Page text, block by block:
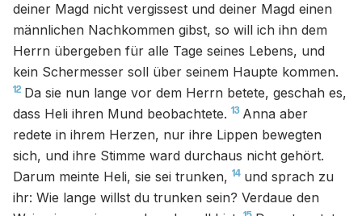
deiner Magd nicht vergissest und deiner Magd einen
männlichen Nachkommen gibst, so will ich ihn dem
Herrn übergeben für alle Tage seines Lebens, und
kein Schermesser soll über seinem Haupte kommen.
12 Da sie nun lange vor dem Herrn betete, geschah es,
dass Heli ihren Mund beobachtete. 13 Anna aber
redete in ihrem Herzen, nur ihre Lippen bewegten
sich, und ihre Stimme ward durchaus nicht gehört.
Darum meinte Heli, sie sei trunken, 14 und sprach zu
ihr: Wie lange willst du trunken sein? Verdaue den